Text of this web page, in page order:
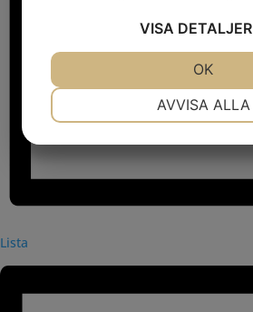
Lista
VISA DETALJER
AVVISA ALLA
OK